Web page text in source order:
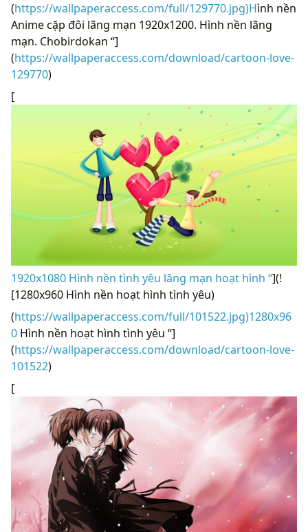
(https://wallpaperaccess.com/full/129770.jpg)Hình nền
Anime cặp đôi lãng mạn 1920x1200. Hình nền lãng
mạn. Chobirdokan “]
(https://wallpaperaccess.com/download/cartoon-love-
129770)
[
1920x1080 Hình nền tình yêu lãng mạn hoạt hình “](!
[1280x960 Hình nền hoạt hình tình yêu)
(https://wallpaperaccess.com/full/101522.jpg)1280x96
0 Hình nền hoạt hình tình yêu “]
(https://wallpaperaccess.com/download/cartoon-love-
101522)
[